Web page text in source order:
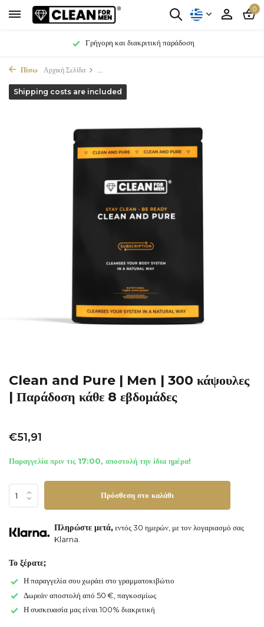
0
Γρήγορη και διακριτική παράδοση
Πίσω Αρχική Σελίδα ...
Clean and Pure | Men | 300 κάψουλες
| Παράδοση κάθε 8 εβδομάδες
Shipping costs are included
€51,91
Παραγγελία πριν τις 17:00, αποστολή την ίδια ημέρα!
Πρόσθεση στο καλάθι
Πληρώστε μετά,εντός 30 ημερών, με τον λογαριασμό σας
Klarna.
Το ξέρατε;
Η παραγγελία σου χωράει στο γραμματοκιβώτιο
Δωρεάν αποστολή από 50 €, παγκοσμίως
Η συσκευασία μας είναι 100% διακριτική